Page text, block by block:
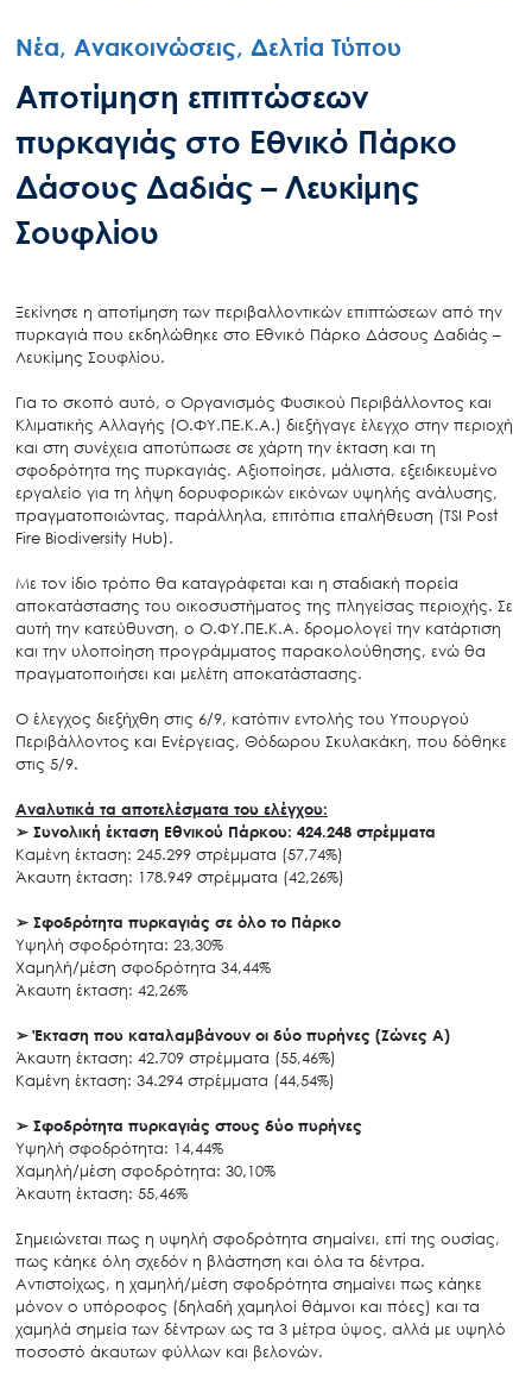
Νέα, Ανακοινώσεις, Δελτία Τύπου
Αποτίμηση επιπτώσεων
πυρκαγιάς στο Εθνικό Πάρκο
Δάσους Δαδιάς – Λευκίμης
Σουφλίου
Ξεκίνησε η αποτίμηση των περιβαλλοντικών επιπτώσεων από την
πυρκαγιά που εκδηλώθηκε στο Εθνικό Πάρκο Δάσους Δαδιάς –
Λευκίμης Σουφλίου.
Για το σκοπό αυτό, ο Οργανισμός Φυσικού Περιβάλλοντος και
Κλιματικής Αλλαγής (Ο.ΦΥ.ΠΕ.Κ.Α.) διεξήγαγε έλεγχο στην περιοχή
και στη συνέχεια αποτύπωσε σε χάρτη την έκταση και τη
σφοδρότητα της πυρκαγιάς. Αξιοποίησε, μάλιστα, εξειδικευμένο
εργαλείο για τη λήψη δορυφορικών εικόνων υψηλής ανάλυσης,
πραγματοποιώντας, παράλληλα, επιτόπια επαλήθευση (TSI Post
Fire Biodiversity Hub).
Με τον ίδιο τρόπο θα καταγράφεται και η σταδιακή πορεία
αποκατάστασης του οικοσυστήματος της πληγείσας περιοχής. Σε
αυτή την κατεύθυνση, ο Ο.ΦΥ.ΠΕ.Κ.Α. δρομολογεί την κατάρτιση
και την υλοποίηση προγράμματος παρακολούθησης, ενώ θα
πραγματοποιήσει και μελέτη αποκατάστασης.
Ο έλεγχος διεξήχθη στις 6/9, κατόπιν εντολής του Υπουργού
Περιβάλλοντος και Ενέργειας, Θόδωρου Σκυλακάκη, που δόθηκε
στις 5/9.
Αναλυτικά τα αποτελέσματα του ελέγχου:
➢Συνολική έκταση Εθνικού Πάρκου: 424.248 στρέμματα
Καμένη έκταση: 245.299 στρέμματα (57,74%)
Άκαυτη έκταση: 178.949 στρέμματα (42,26%)
➢Σφοδρότητα πυρκαγιάς σε όλο το Πάρκο
Υψηλή σφοδρότητα: 23,30%
Χαμηλή/μέση σφοδρότητα 34,44%
Άκαυτη έκταση: 42,26%
➢Έκταση που καταλαμβάνουν οι δύο πυρήνες (Ζώνες Α)
Άκαυτη έκταση: 42.709 στρέμματα (55,46%)
Καμένη έκταση: 34.294 στρέμματα (44,54%)
➢Σφοδρότητα πυρκαγιάς στους δύο πυρήνες
Υψηλή σφοδρότητα: 14,44%
Χαμηλή/μέση σφοδρότητα: 30,10%
Άκαυτη έκταση: 55,46%
Σημειώνεται πως η υψηλή σφοδρότητα σημαίνει, επί της ουσίας,
πως κάηκε όλη σχεδόν η βλάστηση και όλα τα δέντρα.
Αντιστοίχως, η χαμηλή/μέση σφοδρότητα σημαίνει πως κάηκε
μόνον ο υπόροφος (δηλαδή χαμηλοί θάμνοι και πόες) και τα
χαμηλά σημεία των δέντρων ως τα 3 μέτρα ύψος, αλλά με υψηλό
ποσοστό άκαυτων φύλλων και βελονών.